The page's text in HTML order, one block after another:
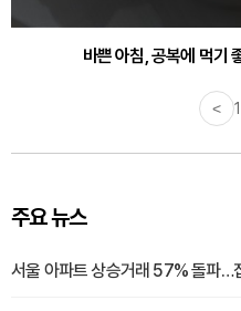
바쁜 아침, 공복에 먹기
<
주요 뉴스
서울 아파트 상승거래 57% 돌파…